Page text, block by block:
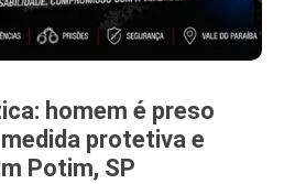
homem é preso
protetiva e
Potim, SP